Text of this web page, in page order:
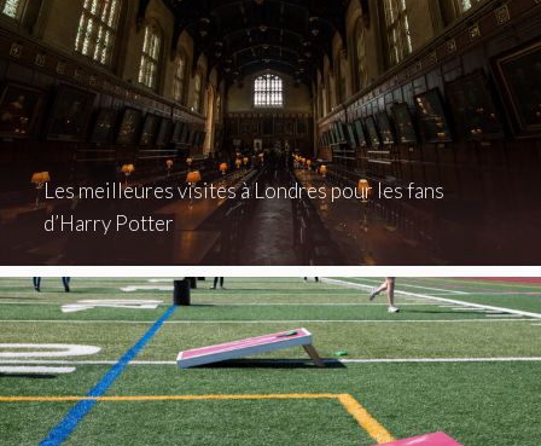
Les meilleures visites à Londres pour les fans
d’Harry Potter